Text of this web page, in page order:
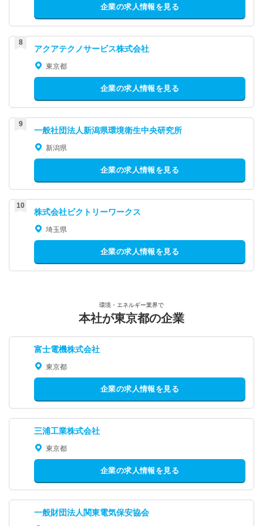
企業の求人情報を見る
アクアテクノサービス株式会社
東京都
企業の求人情報を見る
一般社団法人新潟県環境衛生中央研究所
新潟県
企業の求人情報を見る
株式会社ビクトリーワークス
埼玉県
企業の求人情報を見る
環境・エネルギー業界で
本社が東京都の企業
富士電機株式会社
東京都
企業の求人情報を見る
三浦工業株式会社
東京都
企業の求人情報を見る
一般財団法人関東電気保安協会